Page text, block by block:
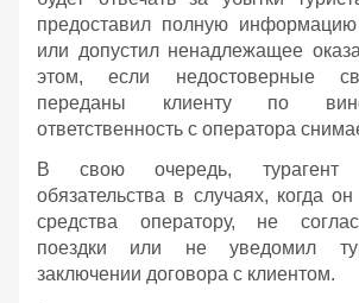
предоставил полную информацию
или допустил ненадлежащее
этом, если недостоверные
переданы клиенту по
ответственность с оператора
В свою очередь, турагент
обязательства в случаях, когда
средства оператору, не
поездки или не уведомил
заключении договора с клиентом.